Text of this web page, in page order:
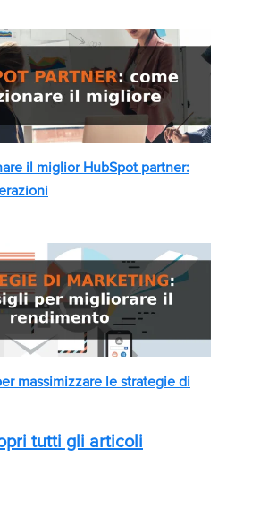
il miglior HubSpot partner:
massimizzare le strategie di
tutti gli articoli